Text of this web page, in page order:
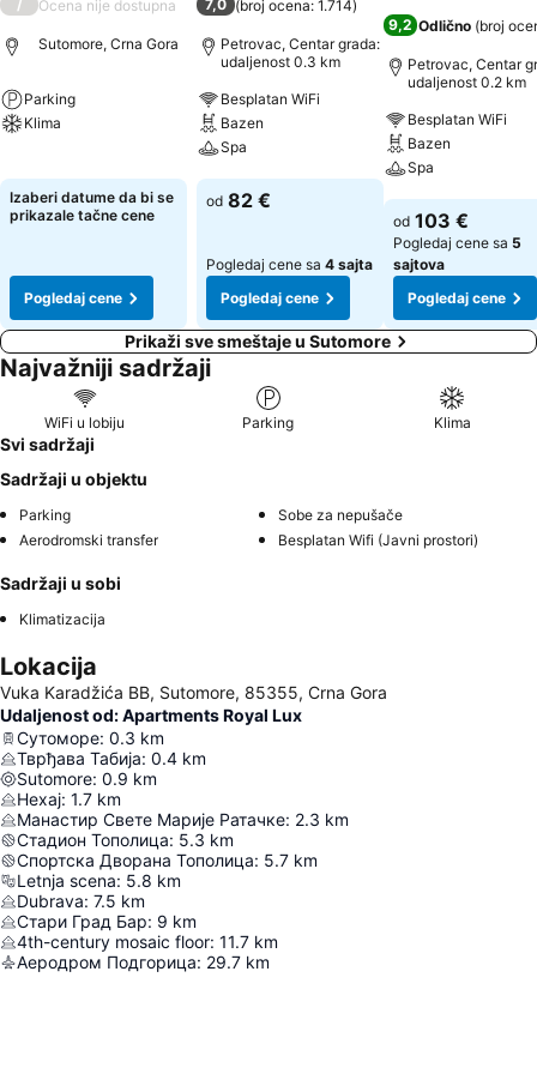
/ Ocena nije dostupna
Sutomore, Crna Gora
Parking
Klima
Izaberi datume da bi se
prikazale tačne cene
Pogledaj cene
7,0 (broj ocena: 1.714)
Petrovac, Centar grada:
udaljenost 0.3 km
Besplatan WiFi
Bazen
Spa
Pogledaj cene
od 82 €
Pogledaj cene sa 4 sajta
Pogledaj cene
9,2 Odlično (broj
Petrovac, Centar
udaljenost 0.2 km
Besplatan WiFi
Bazen
Spa
Pogledaj cene
od 103 €
Pogledaj cene sa 5
sajtova
Pogledaj cene
Prikaži sve smeštaje u Sutomore
Najvažniji sadržaji
WiFi u lobiju Parking Klima
Svi sadržaji
Sadržaji u objektu
Parking
Sobe za nepušače
Aerodromski transfer
Besplatan Wifi (Javni prostori)
Sadržaji u sobi
Klimatizacija
Lokacija
Vuka Karadžića BB, Sutomore, 85355, Crna Gora
Udaljenost od: Apartments Royal Lux
Сутоморе: 0.3 km
Тврђава Табија: 0.4 km
Sutomore: 0.9 km
Нехај: 1.7 km
Манастир Свете Марије Ратачке: 2.3 km
Стадион Тополица: 5.3 km
Спортска Дворана Тополица: 5.7 km
Letnja scena: 5.8 km
Dubrava: 7.5 km
Стари Град Бар: 9 km
4th-century mosaic floor: 11.7 km
Аеродром Подгорица: 29.7 km